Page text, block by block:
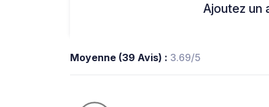
Ajoutez un
Moyenne (39 Avis) : 3.69/5